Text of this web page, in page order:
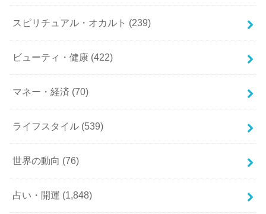
スピリチュアル・オカルト (239)
ビューティ・健康 (422)
マネー・経済 (70)
ライフスタイル (539)
世界の動向 (76)
占い・開運 (1,848)